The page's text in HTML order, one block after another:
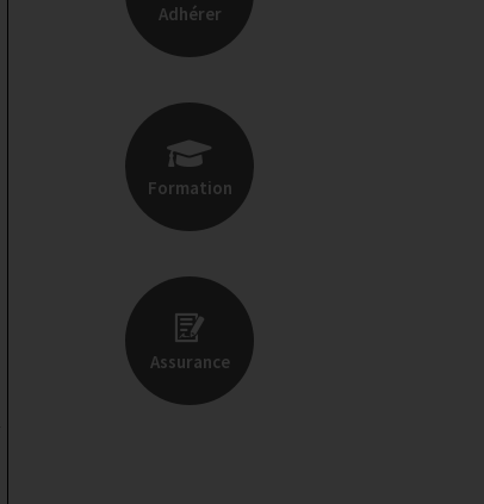
Adhérer
Formation
Assurance